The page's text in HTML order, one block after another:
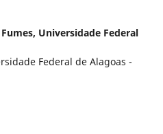
Universidade Federal
Federal de Alagoas -